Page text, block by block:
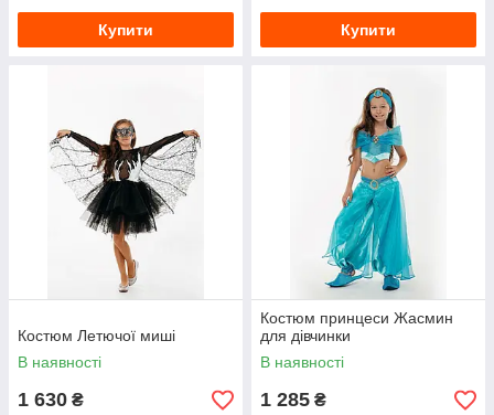
Купити Купити
Костюм Летючої миші
В наявності
1 630 ₴
Костюм принцеси Жасмин
для дівчинки
В наявності
1 285 ₴